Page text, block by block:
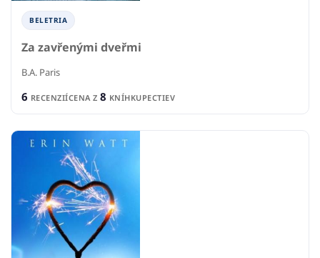
BELETRIA
Za zavřenými dveřmi
B.A. Paris
6 RECENZIÍCENA Z 8 KNÍHKUPECTIEV